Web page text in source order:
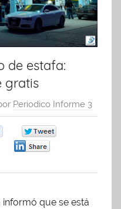
de estafa:
gratis
Periodico Informe 3
informó que se está